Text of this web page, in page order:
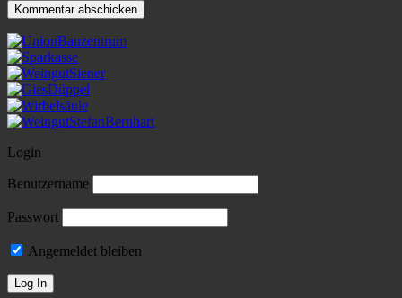
Login
Benutzername
Passwort
Angemeldet bleiben